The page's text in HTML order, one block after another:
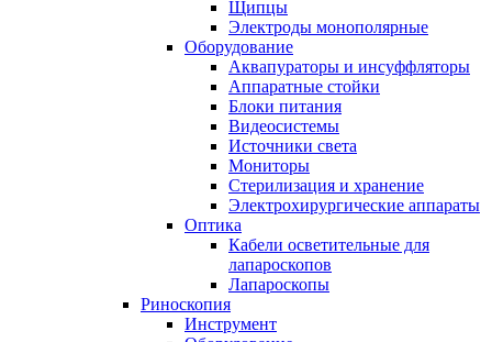
Щипцы
Электроды монополярные
Оборудование
Аквапураторы и инсуффляторы
Аппаратные стойки
Блоки питания
Видеосистемы
Источники света
Мониторы
Стерилизация и хранение
Электрохирургические аппараты
Оптика
Кабели осветительные для
лапароскопов
Лапароскопы
Риноскопия
Инструмент